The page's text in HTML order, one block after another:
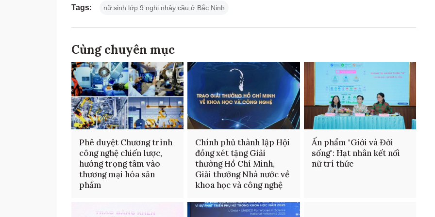
Tags: nữ sinh lớp 9 nghi nhảy cầu ở Bắc Ninh
Cùng chuyên mục
Phê duyệt Chương trình
công nghệ chiến lược,
hướng trọng tâm vào
thương mại hóa sản
phẩm
Chính phủ thành lập Hội
đồng xét tặng Giải
thưởng Hồ Chí Minh,
Giải thưởng Nhà nước về
khoa học và công nghệ
Ấn phẩm "Giới và Đời
sống": Hạt nhân kết nối
nữ trí thức